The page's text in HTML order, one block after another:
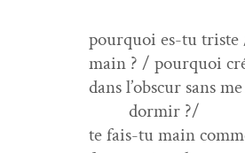
pourquoi es-tu
main ? / pourquoi
dans l’obscur sans
dormir ?/
te fais-tu main